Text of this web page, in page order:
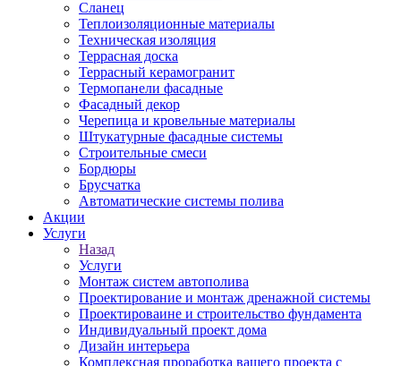
Сланец
Теплоизоляционные материалы
Техническая изоляция
Террасная доска
Террасный керамогранит
Термопанели фасадные
Фасадный декор
Черепица и кровельные материалы
Штукатурные фасадные системы
Строительные смеси
Бордюры
Брусчатка
Автоматические системы полива
Акции
Услуги
Назад
Услуги
Монтаж систем автополива
Проектирование и монтаж дренажной системы
Проектироваине и строительство фундамента
Индивидуальный проект дома
Дизайн интерьера
Комплексная проработка вашего проекта с